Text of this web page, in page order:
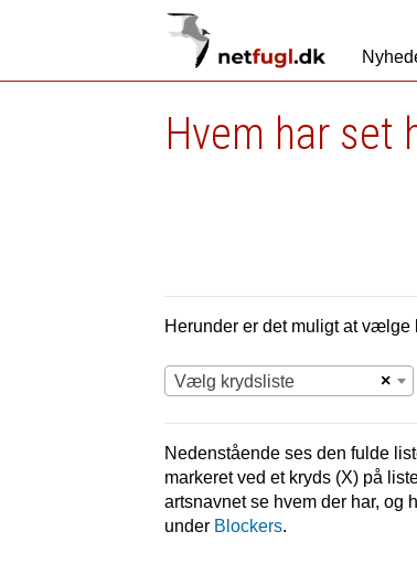
Hvem har set
Herunder er det muligt at vælge
×
Vælg krydsliste
Nedenstående ses den fulde
markeret ved et kryds (X) på
artsnavnet se hvem der har, og
under Blockers.